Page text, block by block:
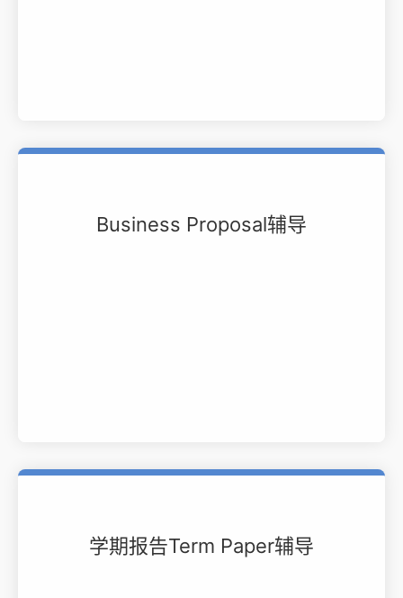
Business Proposal辅导
学期报告Term Paper辅导